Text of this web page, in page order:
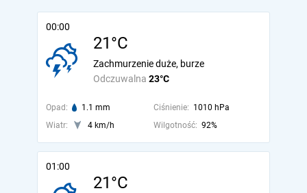
00:00
21°C
Odczuwalna 23°C
Zachmurzenie duże, burze
Opad: 1.1 mm Ciśnienie: 1010 hPa
Wiatr:
4 km/h Wilgotność: 92%
01:00
21°C